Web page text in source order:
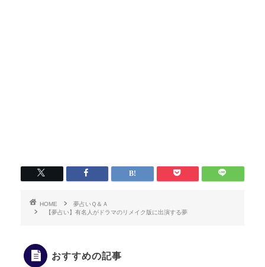
HOME
夢占いＱ＆Ａ
【夢占い】有名人がドラマのリメイク版に出演する夢
おすすめの記事